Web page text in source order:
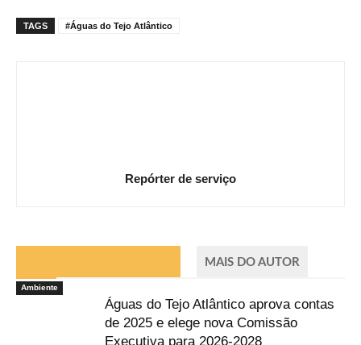
TAGS #Águas do Tejo Atlântico
Repórter de serviço
MAIS DO AUTOR
Ambiente
Águas do Tejo Atlântico aprova contas
de 2025 e elege nova Comissão
Executiva para 2026-2028